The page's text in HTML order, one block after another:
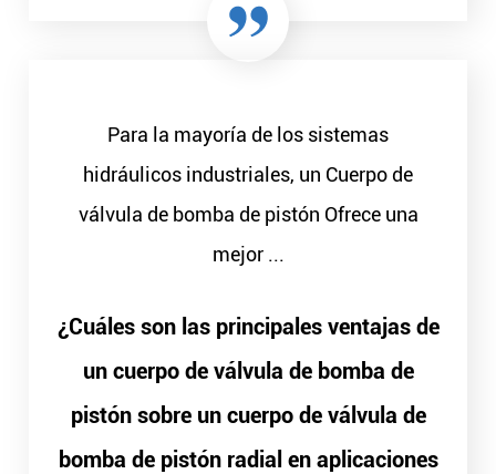
Para la mayoría de los sistemas
hidráulicos industriales, un Cuerpo de
válvula de bomba de pistón Ofrece una
mejor ...
¿Cuáles son las principales ventajas de
un cuerpo de válvula de bomba de
pistón sobre un cuerpo de válvula de
bomba de pistón radial en aplicaciones